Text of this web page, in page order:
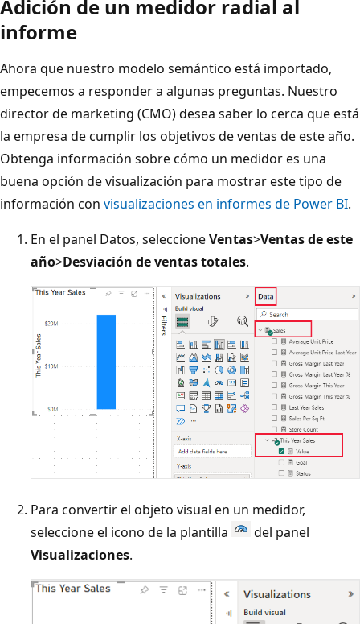
Adición de un medidor radial al
informe
Ahora que nuestro modelo semántico está importado,
empecemos a responder a algunas preguntas. Nuestro
director de marketing (CMO) desea saber lo cerca que está
la empresa de cumplir los objetivos de ventas de este año.
Obtenga información sobre cómo un medidor es una
buena opción de visualización para mostrar este tipo de
información con visualizaciones en informes de Power BI.
En el panel Datos, seleccioneVentas>Ventas de este
año>Desviación de ventas totales.
Para convertir el objeto visual en un medidor,
seleccione el icono de la plantilla
del panel
Visualizaciones.